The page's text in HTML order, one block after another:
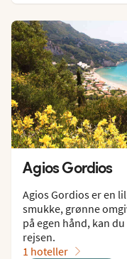
Agios Gordios
Agios Gordios er en
smukke, grønne
på egen hånd, kan
rejsen.
1 hoteller